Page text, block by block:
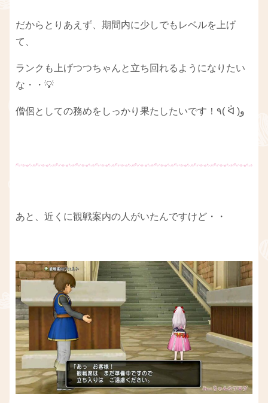
だからとりあえず、期間内に少しでもレベルを上げ
て、
ランクも上げつつちゃんと立ち回れるようになりたい
な・・💡
僧侶としての務めをしっかり果たしたいです！٩( ᐛ )و
あと、近くに観戦案内の人がいたんですけど・・